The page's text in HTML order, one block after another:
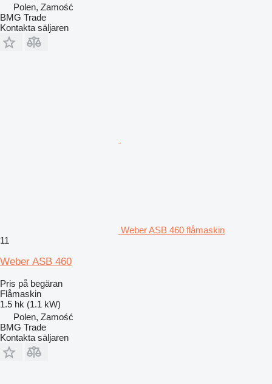
Polen, Zamość
BMG Trade
Kontakta säljaren
Weber ASB 460 flåmaskin
11
Weber ASB 460
Pris på begäran
Flåmaskin
1.5 hk (1.1 kW)
Polen, Zamość
BMG Trade
Kontakta säljaren